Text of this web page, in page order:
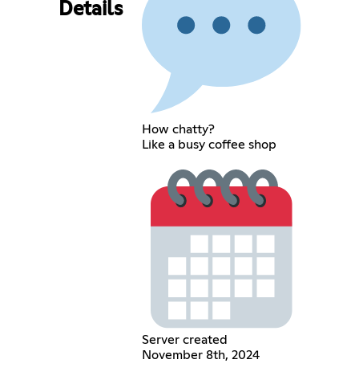
Details
How chatty?
Like a busy coffee shop
Server created
November 8th, 2024